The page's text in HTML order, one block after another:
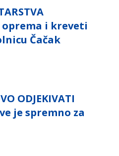
oprema i kreveti
Čačak
ODJEKIVATI
je spremno za